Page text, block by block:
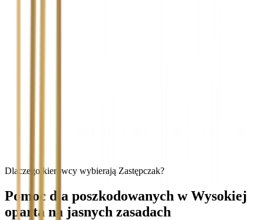
Dlaczego kierowcy wybierają Zastępczak?
Pomoc dla poszkodowanych w Wysokiej
oparta na jasnych zasadach